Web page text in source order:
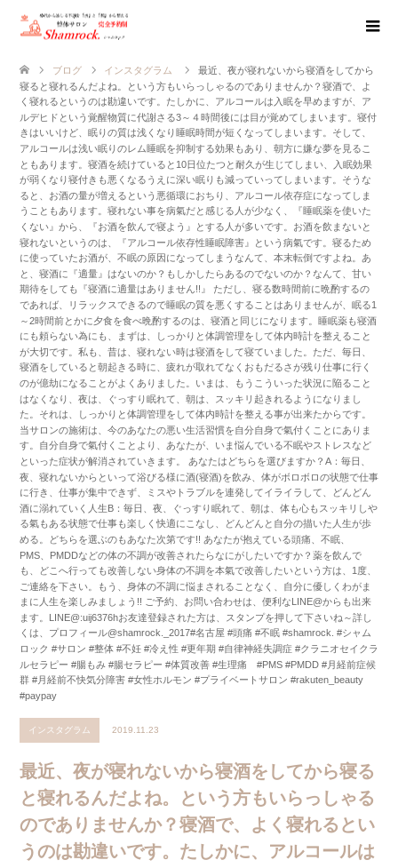
ブログ インスタグラム
最近、夜が寝れないから寝酒をしてから
寝ると寝れるんだよね。という方もいらっしゃるのでありませんか？寝酒で、よ
く寝れるというのは勘違いです。たしかに、アルコールは入眠を早めますが、ア
ルデヒドという覚醒物質に代謝さる3～４時間後には目が覚めてしまいます。寝付
きはいいけど、眠りの質は浅くなり睡眠時間が短くなってしまいます。そして、
アルコールは浅い眠りのレム睡眠を抑制する効果もあり、朝方に嫌な夢を見るこ
ともあります。寝酒を続けていると10日位たつと耐久が生じてしまい、入眠効果
が弱くなり寝付きも悪くなるうえに深い眠りも減っていってしまいます。そうな
ると、お酒の量が増えるという悪循環におちり、アルコール依存症になってしま
うこともあります。寝れない事を病氣だと感じる人が少なく、『睡眠薬を使いた
くない』から、『お酒を飲んで寝よう』とする人が多いです。お酒を飲まないと
寝れないというのは、『アルコール依存性睡眠障害』という病氣です。寝るため
に使っていたお酒が、不眠の原因になってしまうなんて、本末転倒ですよね。あ
と、寝酒に『適量』はないのか？もしかしたらあるのでないのか？なんて、甘い
期待をしても『寝酒に適量はありません!!』 ただし、寝る数時間前に晩酌するの
であれば、リラックスできるので睡眠の質を悪くすることはありませんが、眠る1
～2時間前とかに夕食を食べ晩酌するのは、寝酒と同じになります。睡眠薬も寝酒
にも頼らない為にも、まずは、しっかりと体調管理をして体内時計を整えること
が大切です。私も、昔は、寝れない時は寝酒をして寝ていました。ただ、毎日、
寝酒をしていると朝起きる時に、疲れが取れてなくおもだるさが残り仕事に行く
のが億劫になることがよくありました。いまは、もうこういった状況に陥ること
はなくなり、夜は、ぐっすり眠れて、朝は、スッキリ起きれるようになりまし
た。それは、しっかりと体調管理をして体内時計を整える事が出来たからです。
当サロンの施術は、今のあなたの悪い生活習慣を自分自身で氣付くことにありま
す。自分自身で氣付くことより、あなたが、いま悩んでいる不眠やストレスなど
といった症状が解消されていきます。 あなたはどちらを選びますか？A：毎日、
夜、寝れないからといって浴びる様に酒(寝酒)を飲み、体がボロボロの状態で仕事
に行き、仕事が集中できず、ミスやトラブルを連発してイライラして、どんどん
酒に溺れていく人生B：毎日、夜、ぐっすり眠れて、朝は、体も心もスッキリしや
る氣もある状態で仕事も楽しく快適にこなし、どんどんと自分の描いた人生が歩
める。どちらを選ぶのもあなた次第です!! あなたが抱えている頭痛、不眠、
PMS、PMDDなどの体の不調が改善されたらなにがしたいですか？薬を飲んで
も、どこへ行っても改善しない身体の不調を本氣で改善したいという方は、1度、
ご連絡を下さい。もう、身体の不調に悩まされることなく、自分に優しくわがま
まに人生を楽しみましょう!! ご予約、お問い合わせは、便利なLINE@からも出来
ます。LINE@:uij6376hお友達登録された方は、スタンプを押して下さいね～詳し
くは、プロフィール@shamrock._2017#名古屋 #頭痛 #不眠 #shamrock. #シャム
ロック #サロン #整体 #不妊 #冷え性 #更年期 #自律神経失調症 #クラニオセイクラ
ルセラピー #腸もみ #腸セラピー #体質改善 #生理痛 #PMS #PMDD #月経前症候
群 #月経前不快気分障害 #女性ホルモン #プライベートサロン #rakuten_beauty
#paypay
インスタグラム 2019.11.23
最近、夜が寝れないから寝酒をしてから寝る
と寝れるんだよね。という方もいらっしゃる
のでありませんか？寝酒で、よく寝れるとい
うのは勘違いです。たしかに、アルコールは